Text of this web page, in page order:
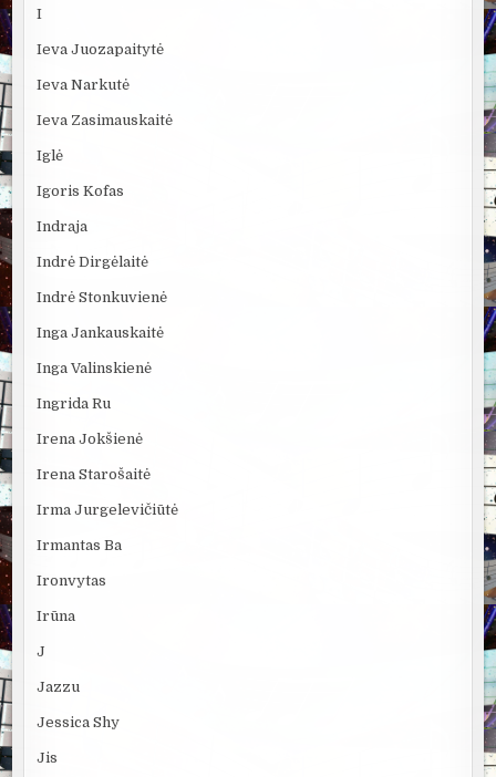
I
Ieva Juozapaitytė
Ieva Narkutė
Ieva Zasimauskaitė
Iglė
Igoris Kofas
Indraja
Indrė Dirgėlaitė
Indrė Stonkuvienė
Inga Jankauskaitė
Inga Valinskienė
Ingrida Ru
Irena Jokšienė
Irena Starošaitė
Irma Jurgelevičiūtė
Irmantas Ba
Ironvytas
Irūna
J
Jazzu
Jessica Shy
Jis